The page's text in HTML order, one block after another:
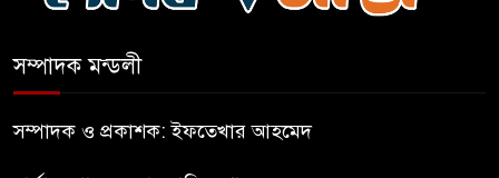
প্রধানমন্ত্রীর সম্ভাব্য সফর ঘিরে
পিস্তল ইয়াবাসহ আটক-১
সম্পাদক মন্ডলী
সম্পাদক ও প্রকাশক: ইফতেখার আহমেদ